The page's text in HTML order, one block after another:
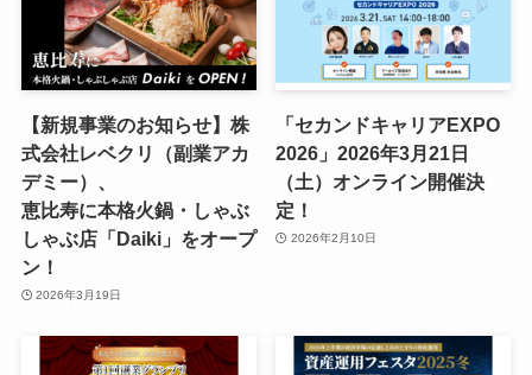
【新規事業のお知らせ】株
式会社レベクリ（副業アカ
デミー）、
恵比寿に本格火鍋・しゃぶ
しゃぶ店「Daiki」をオープ
ン！
2026年3月19日
「セカンドキャリアEXPO
2026」2026年3月21日
（土）オンライン開催決
定！
2026年2月10日